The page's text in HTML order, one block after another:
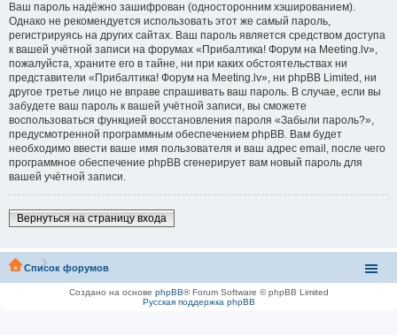
Ваш пароль надёжно зашифрован (односторонним хэшированием).
Однако не рекомендуется использовать этот же самый пароль,
регистрируясь на других сайтах. Ваш пароль является средством доступа
к вашей учётной записи на форумах «Прибалтика! Форум на Meeting.lv»,
пожалуйста, храните его в тайне, ни при каких обстоятельствах ни
представители «Прибалтика! Форум на Meeting.lv», ни phpBB Limited, ни
другое третье лицо не вправе спрашивать ваш пароль. В случае, если вы
забудете ваш пароль к вашей учётной записи, вы сможете
воспользоваться функцией восстановления пароля «Забыли пароль?»,
предусмотренной программным обеспечением phpBB. Вам будет
необходимо ввести ваше имя пользователя и ваш адрес email, после чего
программное обеспечение phpBB сгенерирует вам новый пароль для
вашей учётной записи.
Вернуться на страницу входа
Список форумов
Создано на основе phpBB® Forum Software © phpBB Limited
Русская поддержка phpBB